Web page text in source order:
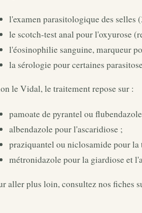
l'examen parasitologique des selles
le scotch-test anal pour l'oxyurose
l'éosinophilie sanguine, marqueur
la sérologie pour certaines
le Vidal, le traitement repose sur :
pamoate de pyrantel ou
albendazole pour l'ascaridiose ;
praziquantel ou niclosamide pour la
métronidazole pour la giardiose et
aller plus loin, consultez nos fiches